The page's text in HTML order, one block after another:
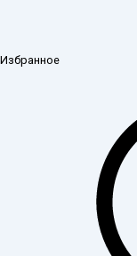
Избранное